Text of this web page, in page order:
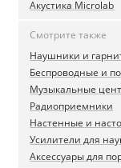
Акустика Microlab
Смотрите также
Наушники и
Беспроводные и
Музыкальные
Радиоприемники
Настенные и
Усилители для
Аксессуары для